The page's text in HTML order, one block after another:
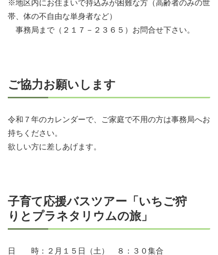
※地区内にお住まいで持込みが困難な方（高齢者のみの世
帯、体の不自由な単身者など）
事務局まで（２１７－２３６５）お問合せ下さい。
ご協力お願いします
令和７年のカレンダーで、ご家庭で不用の方は事務局へお
持ちください。
欲しい方に差しあげます。
子育て応援バスツアー「いちご狩
りとプラネタリウムの旅」
日 時：２月１５日（土） ８：３０集合